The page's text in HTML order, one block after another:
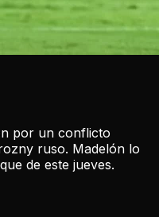
por un conflicto
ruso. Madelón lo
de este jueves.